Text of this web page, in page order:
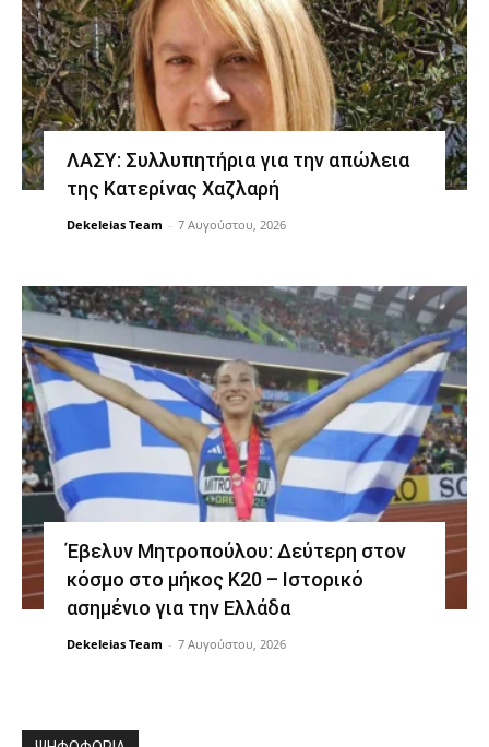
ΛΑΣΥ: Συλλυπητήρια για την απώλεια
της Κατερίνας Χαζλαρή
Dekeleias Team - 7 Αυγούστου, 2026
Έβελυν Μητροπούλου: Δεύτερη στον
κόσμο στο μήκος Κ20 – Ιστορικό
ασημένιο για την Ελλάδα
Dekeleias Team - 7 Αυγούστου, 2026